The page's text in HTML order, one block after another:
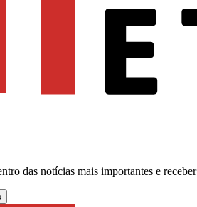
das notícias mais importantes e receber